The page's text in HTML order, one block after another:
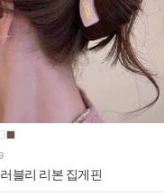
블리 리본 집게핀